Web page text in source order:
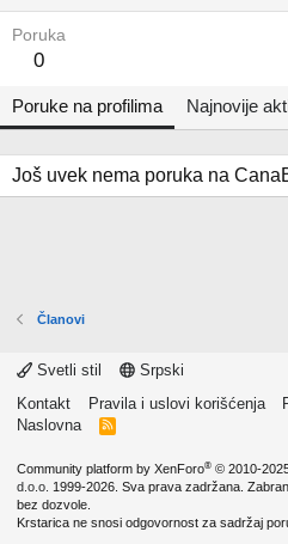
Poruka
0
Poruke na profilima Najnovije
Još uvek nema poruka na
Članovi
Svetli stil
Srpski
Kontakt
Pravila i uslovi korišćenja
Naslovna
R
Community platform by XenForo® © 2010-
d.o.o. 1999-2026. Sva prava zadržana.
bez dozvole.
Krstarica ne snosi odgovornost za sadržaj